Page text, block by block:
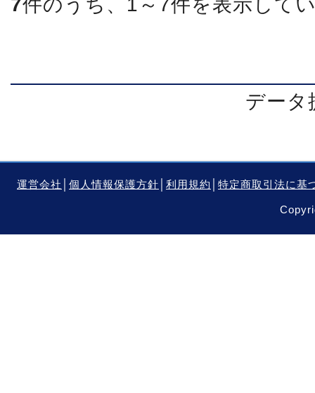
データ
運営会社 個人情報保護方針 利用規約 特定商取引法に基